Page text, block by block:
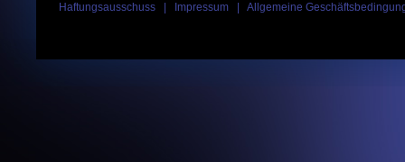
Haftungsausschuss Impressum Allgemeine